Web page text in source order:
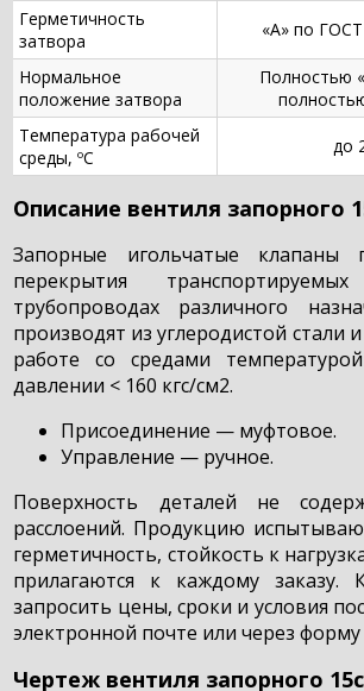
Герметичность
затвора
«А» по
Нормальное
положение затвора
Полностью
Температура рабочей
среды, ºС
до
Описание вентиля запорного
Запорные игольчатые клапаны
перекрытия
трубопроводах различного
производят из углеродистой стали
работе со средами
давлении < 160 кгс/см2.
Присоединение — муфтовое.
Управление — ручное.
Поверхность деталей не
расслоений. Продукцию
герметичность, стойкость к
прилагаются к каждому заказу.
запросить цены, сроки и условия
электронной почте или через форму
Чертеж вентиля запорного